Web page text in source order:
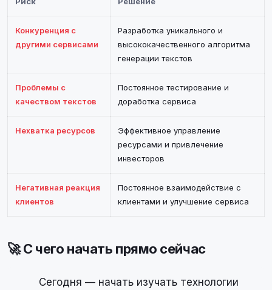
Конкуренция с
другими сервисами
Разработка уникального и
высококачественного алгоритма
генерации текстов
Проблемы с
качеством текстов
Постоянное тестирование и
доработка сервиса
Нехватка ресурсов
Эффективное управление
ресурсами и привлечение
инвесторов
Негативная реакция
клиентов
Постоянное взаимодействие с
клиентами и улучшение сервиса
🚀 С чего начать прямо сейчас
Сегодня — начать изучать технологии